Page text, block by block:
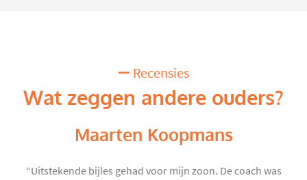
Recensies
Wat zeggen andere ouders?
Maarten Koopmans
“Uitstekende bijles gehad voor mijn zoon. De coach was